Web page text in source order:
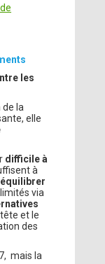
les
de la
elle
difficile à
à
via
et le
des
mais la